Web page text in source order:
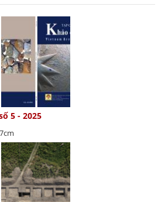
5 - 2025